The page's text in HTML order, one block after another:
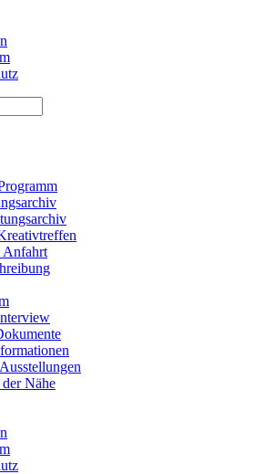
Anfahrt
Nähe